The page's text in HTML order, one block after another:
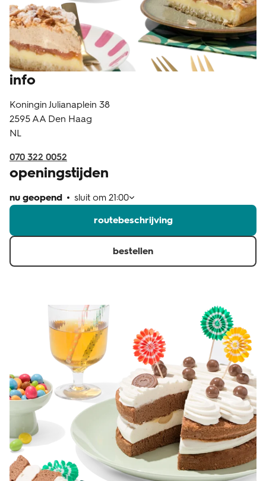
klantenservice
info
Koningin Julianaplein 38
2595 AA Den Haag
NL
070 322 0052
openingstijden
nu geopend sluit om 21:00
routebeschrijving
bestellen